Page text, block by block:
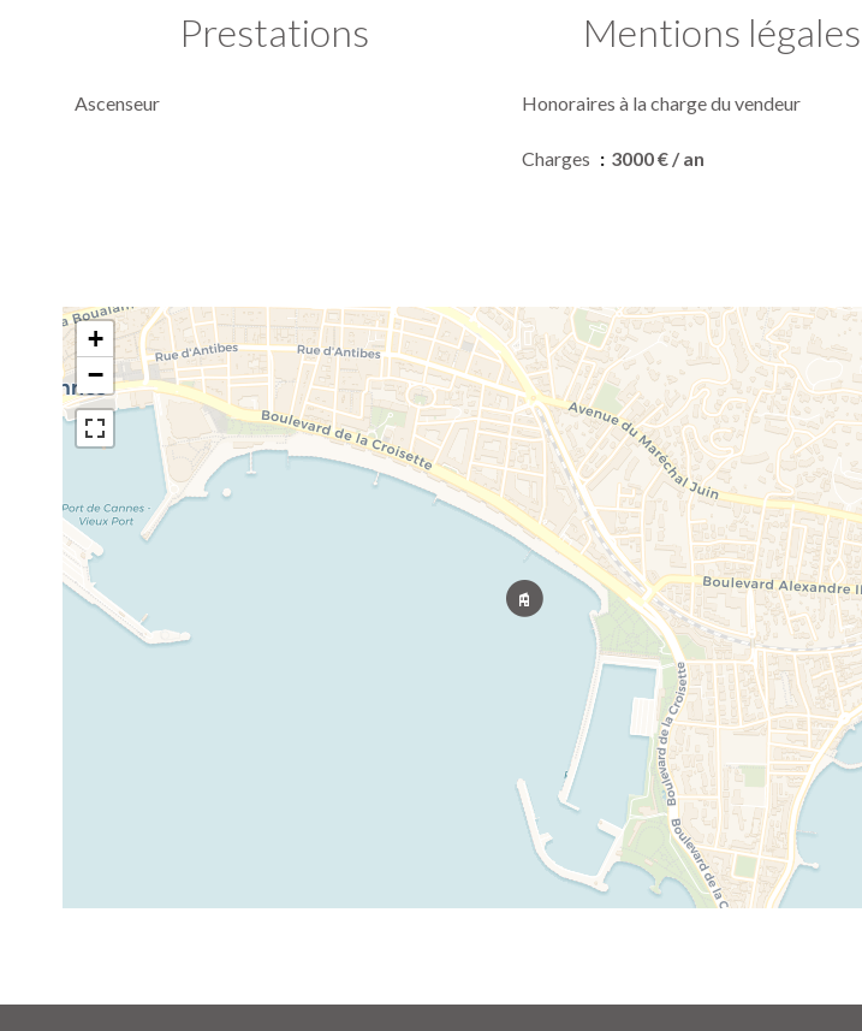
Prestations
Ascenseur
Mentions légales
Honoraires à la charge du vendeur
Charges 3000 € / an
+
−